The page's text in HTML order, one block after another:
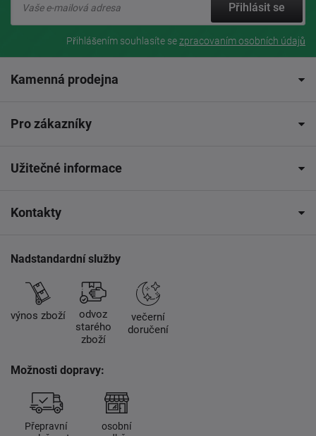
Přihlásit se
Přihlášením souhlasíte sezpracovaním osobních údajů
Kamenná prodejna
Pro zákazníky
Užitečné informace
Kontakty
Nadstandardní služby
výnos zboží
odvoz
starého
zboží
večerní
doručení
Možnosti dopravy:
Přepravní
osobní